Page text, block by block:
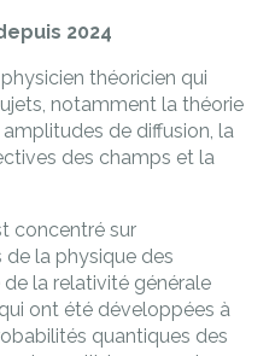
2024
théoricien qui
notamment la théorie
de diffusion, la
des champs et la
concentré sur
de la physique des
la relativité générale
ont été développées à
quantiques des